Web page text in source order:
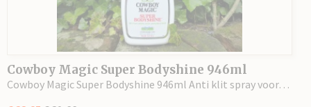
Cowboy Magic Super Bodyshine 946ml
Cowboy Magic Super Bodyshine 946ml Anti klit spray voor…